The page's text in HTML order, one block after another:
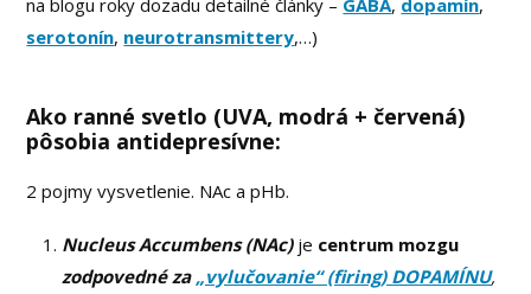
serotonín, neurotransmittery,…)
Ako ranné svetlo (UVA, modrá + červená)
pôsobia antidepresívne:
2 pojmy vysvetlenie. NAc a pHb.
Nucleus Accumbens (NAc)je centrum mozgu
zodpovedné za „vylučovanie“ (firing) DOPAMÍNU,